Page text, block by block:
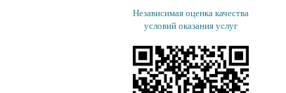
Независимая оценка качества
условий оказания услуг